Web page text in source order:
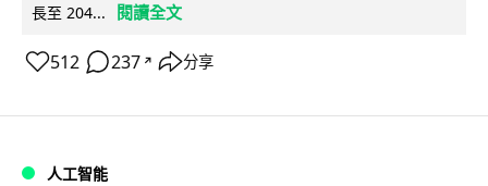
長至 204...
閱讀全文
512 237 ↗ 分享
人工智能